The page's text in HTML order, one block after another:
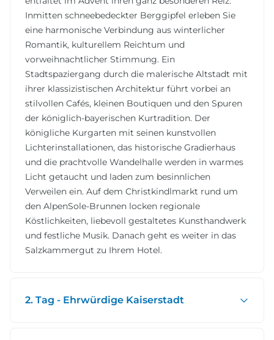
Inmitten schneebedeckter Berggipfel erleben Sie
eine harmonische Verbindung aus winterlicher
Romantik, kulturellem Reichtum und
vorweihnachtlicher Stimmung. Ein
Stadtspaziergang durch die malerische Altstadt mit
ihrer klassizistischen Architektur führt vorbei an
stilvollen Cafés, kleinen Boutiquen und den Spuren
der königlich-bayerischen Kurtradition. Der
königliche Kurgarten mit seinen kunstvollen
Lichterinstallationen, das historische Gradierhaus
und die prachtvolle Wandelhalle werden in warmes
Licht getaucht und laden zum besinnlichen
Verweilen ein. Auf dem Christkindlmarkt rund um
den AlpenSole-Brunnen locken regionale
Köstlichkeiten, liebevoll gestaltetes Kunsthandwerk
und festliche Musik. Danach geht es weiter in das
Salzkammergut zu Ihrem Hotel.
2. Tag - Ehrwürdige Kaiserstadt